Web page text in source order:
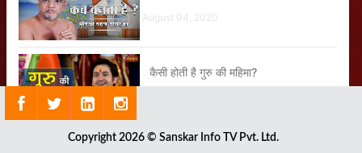
August 04, 2020
कैसी होती है गुरु की महिमा?
Nonstop Superhit Songs By Jaya
Copyright 2026 © Sanskar Info TV Pvt. Ltd.